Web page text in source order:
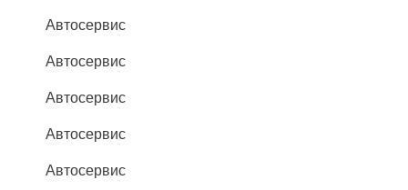
Автосервис
Автосервис
Автосервис
Автосервис
Автосервис